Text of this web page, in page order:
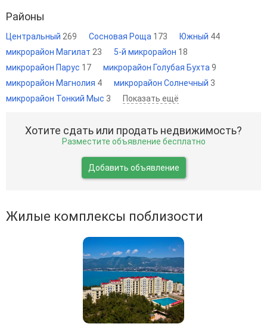
Районы
Центральный 269 Сосновая Роща 173 Южный 44
микрорайон Магилат 23 5-й микрорайон 18
микрорайон Парус 17 микрорайон Голубая Бухта 9
микрорайон Магнолия 4 микрорайон Солнечный 3
микрорайон Тонкий Мыс 3 Показать ещё
Хотите сдать или продать недвижимость?
Разместите объявление бесплатно
Добавить объявление
Жилые комплексы поблизости